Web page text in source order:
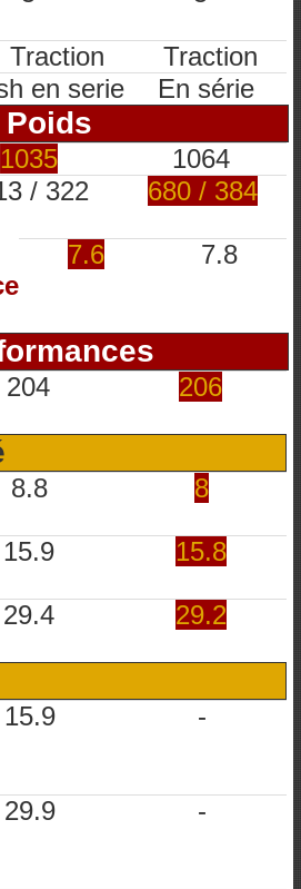
Traction
Traction
en serie En série
Poids
1035
1064
/ 322 680 / 384
7.6 7.8
204 206
8.8 8
15.9 15.8
29.4 29.2
15.9 -
29.9 -